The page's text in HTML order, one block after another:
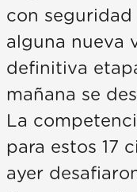
con seguridad
alguna nueva
definitiva
mañana se
La
para estos 17
ayer